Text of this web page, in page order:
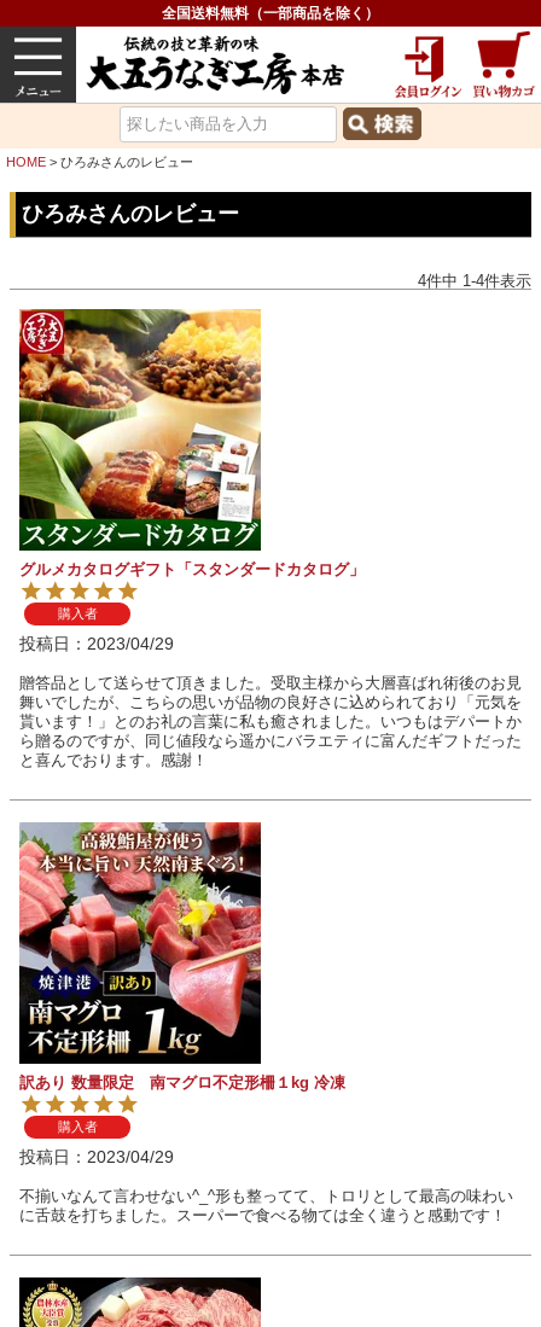
全国送料無料（一部商品を除く）
うなぎ 内祝い グルメ
HOME ひろみさんのレビュー
ひろみさんのレビュー
4件中 1-4件表示
グルメカタログギフト「スタンダードカタログ」
購入者
投稿日 2023/04/29
贈答品として送らせて頂きました。受取主様から大層喜ばれ術後のお見
舞いでしたが、こちらの思いが品物の良好さに込められており「元気を
貰います！」とのお礼の言葉に私も癒されました。いつもはデパートか
ら贈るのですが、同じ値段なら遥かにバラエティに富んだギフトだった
と喜んでおります。感謝！
訳あり 数量限定 南マグロ不定形柵１kg 冷凍
購入者
投稿日 2023/04/29
不揃いなんて言わせない^_^形も整ってて、トロリとして最高の味わい
に舌鼓を打ちました。スーパーで食べる物ては全く違うと感動です！